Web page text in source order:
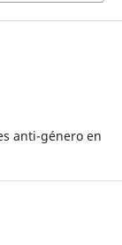
anti-género en